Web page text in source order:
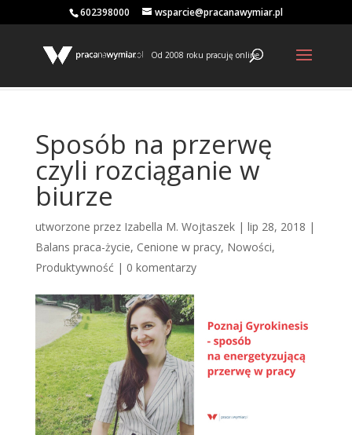
602398000 wsparcie@pracanawymiar.pl
Od 2008 roku pracuję online
Sposób na przerwę
czyli rozciąganie w
biurze
utworzone przez Izabella M. Wojtaszek| lip 28, 2018 |
Balans praca-życie, Cenione w pracy, Nowości,
Produktywność | 0 komentarzy